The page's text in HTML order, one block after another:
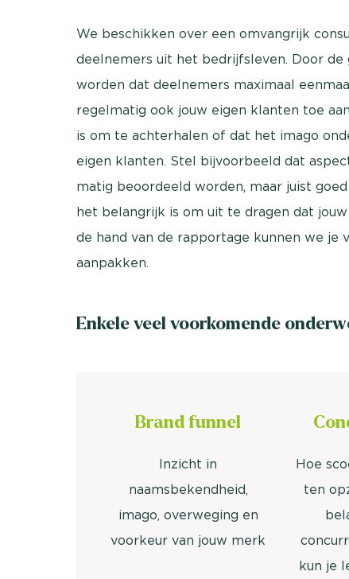
We beschikken over een omvangrijk
deelnemers uit het bedrijfsleven. Door
worden dat deelnemers maximaal
regelmatig ook jouw eigen klanten toe
is om te achterhalen of dat het imago
eigen klanten. Stel bijvoorbeeld dat
matig beoordeeld worden, maar juist
het belangrijk is om uit te dragen dat
de hand van de rapportage kunnen we je
aanpakken.
Enkele veel voorkomende
Brand funnel
Inzicht in
naamsbekendheid,
imago, overweging en
voorkeur van jouw merk
Hoe
ten
kun je